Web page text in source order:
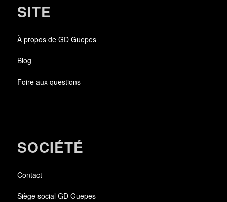
SITE
À propos de GD Guepes
Blog
Foire aux questions
SOCIÉTÉ
Contact
Siège social GD Guepes